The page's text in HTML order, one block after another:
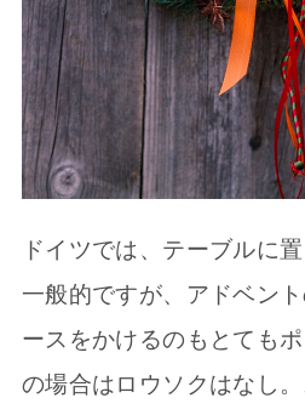
ドイツでは、テーブルに
一般的ですが、アドベン
ースをかけるのもとても
の場合はロウソクはなし